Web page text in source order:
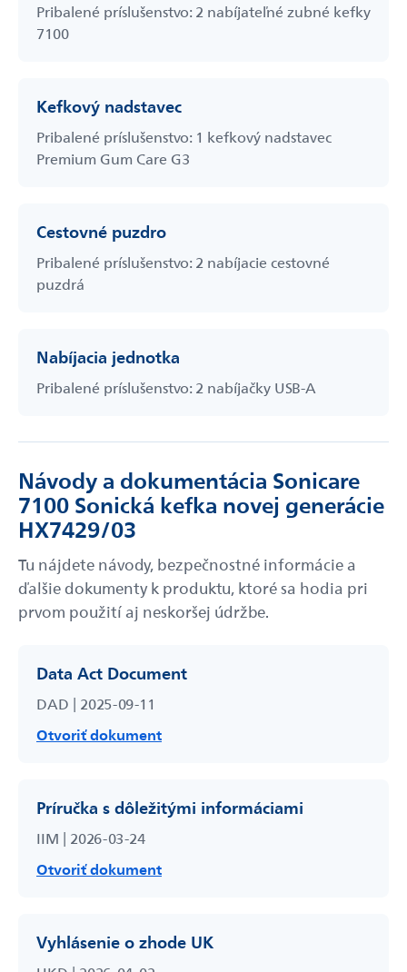
Pribalené príslušenstvo: 2 nabíjateľné zubné kefky
7100
Kefkový nadstavec
Pribalené príslušenstvo: 1 kefkový nadstavec
Premium Gum Care G3
Cestovné puzdro
Pribalené príslušenstvo: 2 nabíjacie cestovné
puzdrá
Nabíjacia jednotka
Pribalené príslušenstvo: 2 nabíjačky USB-A
Návody a dokumentácia Sonicare
7100 Sonická kefka novej generácie
HX7429/03
Tu nájdete návody, bezpečnostné informácie a
ďalšie dokumenty k produktu, ktoré sa hodia pri
prvom použití aj neskoršej údržbe.
Data Act Document
DAD | 2025-09-11
Otvoriť dokument
Príručka s dôležitými informáciami
IIM | 2026-03-24
Otvoriť dokument
Vyhlásenie o zhode UK